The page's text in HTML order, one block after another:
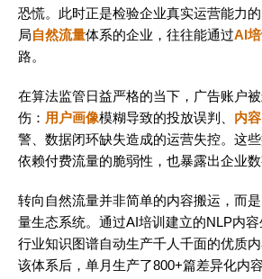
恐慌。此时正是检验企业真实运营能力
局自然流量体系的企业，往往能通过AI
路。
在算法监管日益严格的当下，广告账户
伤： 用户画像模糊导致的投放误判、 内
警、数据闭环缺失造成的运营失控。这
依赖付费流量的脆弱性，也暴露出企业数
转向自然流量并非简单的内容搬运，而
量生态系统。通过AI培训建立的NLP内
行业知识图谱自动生产千人千面的优质
该体系后，单月生产了800+篇差异化内